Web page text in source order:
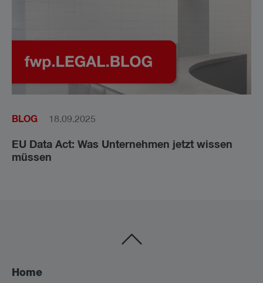
BLOG 18.09.2025
EU Data Act: Was Unternehmen jetzt wissen
müssen
Home